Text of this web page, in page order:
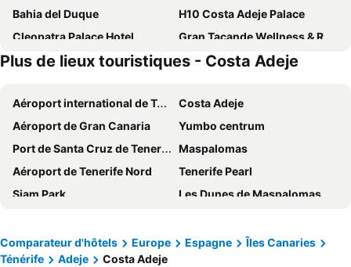
Bahia del Duque
H10 Costa Adeje Palace
Cleopatra Palace Hotel
Gran Tacande Wellness & Relax Costa Adeje
allsun Hotel Los Hibiscos
Tagoro Family & Fun Costa Adeje
Hotel Best Tenerife
Alexandre Hotel Troya
The Ritz-Carlton Tenerife, Abama
Gara Suites Golf & Spa
Alexandre Hotel La Siesta
Mediterranean Palace
Gran Meliá Palacio de Isora
Regency Country Club, Apartments Suites
Checkin Bungalows Atlántida
Bahia Principe Explore Fantasia
Hotel Riu Buenavista
H10 Atlantic Sunset Horizons Collection
Alua Atlántico Golf Resort
Plus de lieux touristiques - Costa Adeje
Aéroport international de Ténérife Sud (Reina Sofía)
Costa Adeje
Aéroport de Gran Canaria
Yumbo centrum
Port de Santa Cruz de Tenerife
Maspalomas
Aéroport de Tenerife Nord
Tenerife Pearl
Siam Park
Les Dunes de Maspalomas
La Plage D'Anfi del Mar
Los Cristianos
Taurito
Comparateur d'hôtels Europe Espagne
Îles Canaries
Ténérife
Adeje Costa Adeje